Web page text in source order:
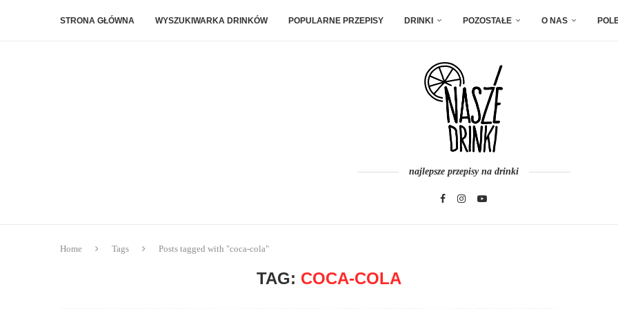
STRONA GŁÓWNA WYSZUKIWARKA DRINKÓW POPULARNE PRZEPISY DRINKI POZOSTAŁE O NAS
najlepsze przepisy na drinki
Home Tags Posts tagged with "coca-cola"
TAG: COCA-COLA